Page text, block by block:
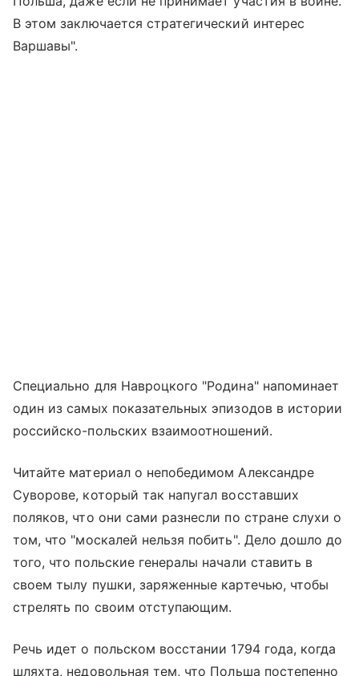
В этом заключается стратегический интерес
Варшавы".
Специально для Навроцкого "Родина" напоминает
один из самых показательных эпизодов в истории
российско-польских взаимоотношений.
Читайте материал о непобедимом Александре
Суворове, который так напугал восставших
поляков, что они сами разнесли по стране слухи о
том, что "москалей нельзя побить". Дело дошло до
того, что польские генералы начали ставить в
своем тылу пушки, заряженные картечью, чтобы
стрелять по своим отступающим.
Речь идет о польском восстании 1794 года, когда
шляхта, недовольная тем, что Польша постепенно